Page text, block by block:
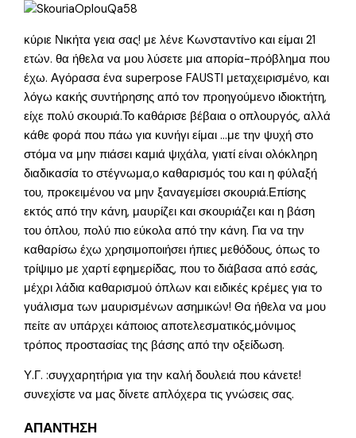
κύριε Νικήτα γεια σας! με λένε Κωνσταντίνο και είμαι 21
ετών. θα ήθελα να μου λύσετε μια απορία-πρόβλημα που
έχω. Αγόρασα ένα superpose FAUSTI μεταχειρισμένο, και
λόγω κακής συντήρησης από τον προηγούμενο ιδιοκτήτη,
είχε πολύ σκουριά.Το καθάρισε βέβαια ο οπλουργός, αλλά
κάθε φορά που πάω για κυνήγι είμαι …με την ψυχή στο
στόμα να μην πιάσει καμιά ψιχάλα, γιατί είναι ολόκληρη
διαδικασία το στέγνωμα,ο καθαρισμός του και η φύλαξή
του, προκειμένου να μην ξαναγεμίσει σκουριά.Επίσης
εκτός από την κάνη, μαυρίζει και σκουριάζει και η βάση
του όπλου, πολύ πιο εύκολα από την κάνη. Για να την
καθαρίσω έχω χρησιμοποιήσει ήπιες μεθόδους, όπως το
τρίψιμο με χαρτί εφημερίδας, που το διάβασα από εσάς,
μέχρι λάδια καθαρισμού όπλων και ειδικές κρέμες για το
γυάλισμα των μαυρισμένων ασημικών! Θα ήθελα να μου
πείτε αν υπάρχει κάποιος αποτελεσματικός,μόνιμος
τρόπος προστασίας της βάσης από την οξείδωση.
Υ.Γ. :συγχαρητήρια για την καλή δουλειά που κάνετε!
συνεχίστε να μας δίνετε απλόχερα τις γνώσεις σας.
ΑΠΑΝΤΗΣΗ